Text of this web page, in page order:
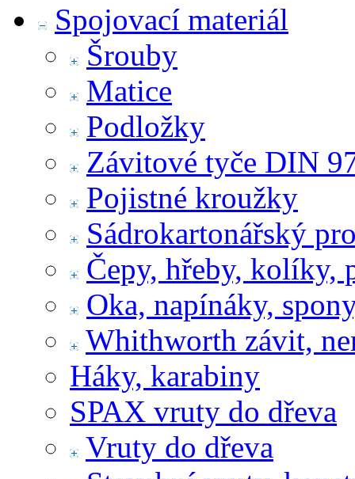
Spojovací materiál
Šrouby
Matice
Podložky
Závitové tyče DIN
Pojistné kroužky
Sádrokartonářský
Čepy, hřeby, kolíky,
Oka, napínáky,
Whithworth závit,
Háky, karabiny
SPAX vruty do dřeva
Vruty do dřeva